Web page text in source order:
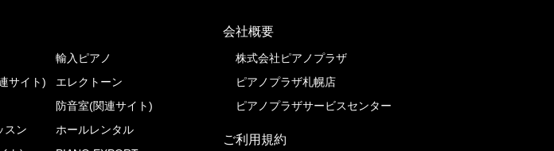
輸入ピアノ
サイト)
エレクトーン
防音室(関連サイト)
スン
ホールレンタル
会社概要
株式会社ピアノプラザ
ピアノプラザ札幌店
ピアノプラザサービスセンター
ご利用規約